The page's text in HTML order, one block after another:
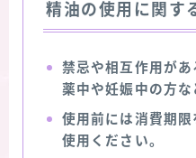
精油の使用に関す
禁忌や相互作用が
薬中や妊娠中の方な
使用前には消費期
使用ください。